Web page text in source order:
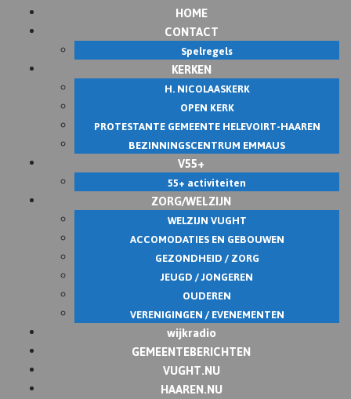
HOME
CONTACT
Spelregels
KERKEN
H. NICOLAASKERK
OPEN KERK
PROTESTANTE GEMEENTE HELEVOIRT-HAAREN
BEZINNINGSCENTRUM EMMAUS
V55+
55+ activiteiten
ZORG/WELZIJN
WELZIJN VUGHT
ACCOMODATIES EN GEBOUWEN
GEZONDHEID / ZORG
JEUGD / JONGEREN
OUDEREN
VERENIGINGEN / EVENEMENTEN
wijkradio
GEMEENTEBERICHTEN
VUGHT.NU
HAAREN.NU